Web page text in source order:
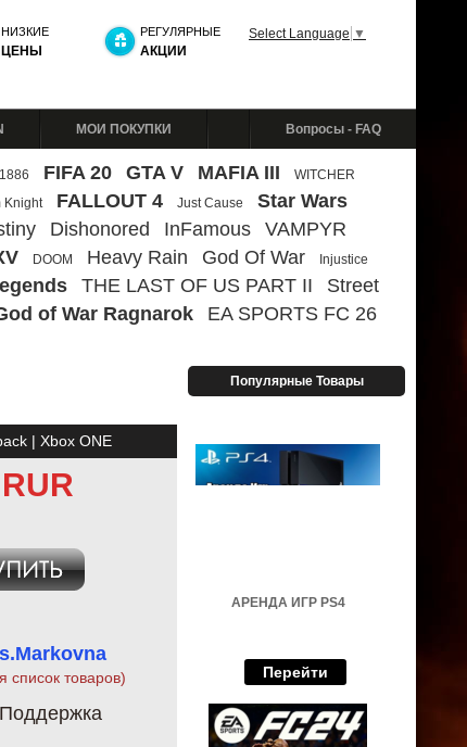
НИЗКИЕ
ЦЕНЫ
РЕГУЛЯРНЫЕ
АКЦИИ
Select Language ▼
МОИ ПОКУПКИ Вопросы - FAQ
FIFA 20 GTA V MAFIA III WITCHER
Knight FALLOUT 4 Just Cause
Star Wars
Dishonored InFamous
VAMPYR
DOOM Heavy Rain God Of War
Injustice
THE LAST OF US PART II
Street
of War Ragnarok EA SPORTS FC 26
Популярные Товары
АРЕНДА ИГР PS4
Перейти
| Xbox ONE
список товаров)